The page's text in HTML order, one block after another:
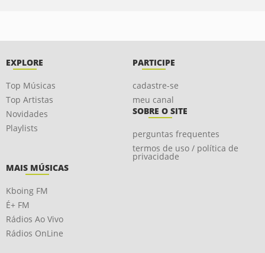
EXPLORE
Top Músicas
Top Artistas
Novidades
Playlists
PARTICIPE
cadastre-se
meu canal
SOBRE O SITE
perguntas frequentes
termos de uso / política de
privacidade
MAIS MÚSICAS
Kboing FM
É+ FM
Rádios Ao Vivo
Rádios OnLine